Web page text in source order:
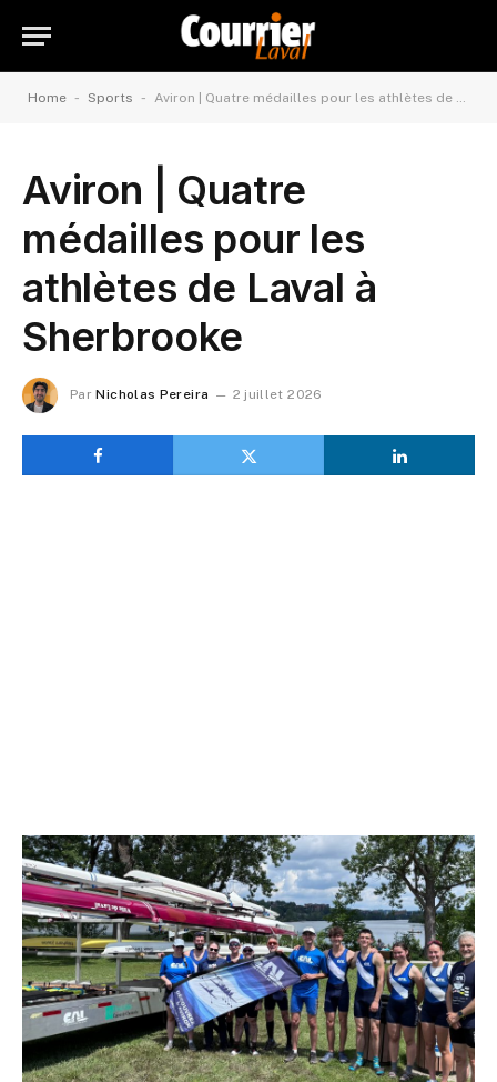
Home - Sports - Aviron | Quatre médailles pour les athlètes de Laval à Sherbrooke
Aviron | Quatre
médailles pour les
athlètes de Laval à
Sherbrooke
Par Nicholas Pereira 2 juillet 2026